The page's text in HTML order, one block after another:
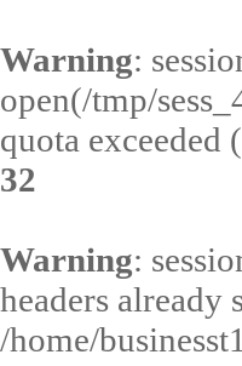
Warning:
open(/tmp/
quota exceeded
32
Warning:
headers already
/home/